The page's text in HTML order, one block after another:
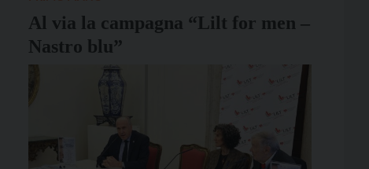
Al via la campagna “Lilt for men –
Nastro blu”